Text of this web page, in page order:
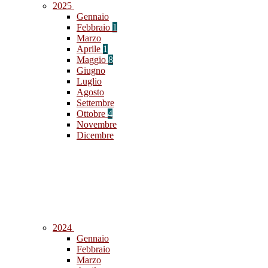
2025
Gennaio
Febbraio 1
Marzo
Aprile 1
Maggio 8
Giugno
Luglio
Agosto
Settembre
Ottobre 4
Novembre
Dicembre
2024
Gennaio
Febbraio
Marzo